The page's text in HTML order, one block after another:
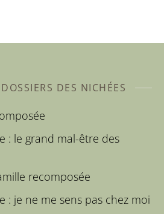
DES NICHÉES
: le grand mal-être des
recomposée
: je ne me sens pas chez moi